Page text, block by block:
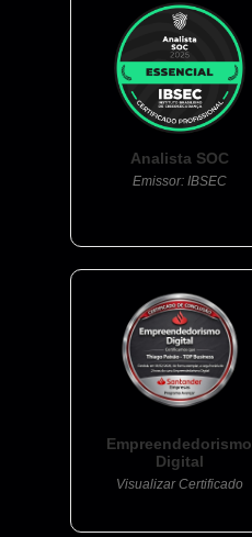
Analista SOC
Emissor: IBSEC
Empreendedorismo
Digital
Visualizar Certificado